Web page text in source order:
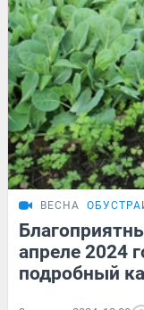
ВЕСНА
апреле 2024
подробный